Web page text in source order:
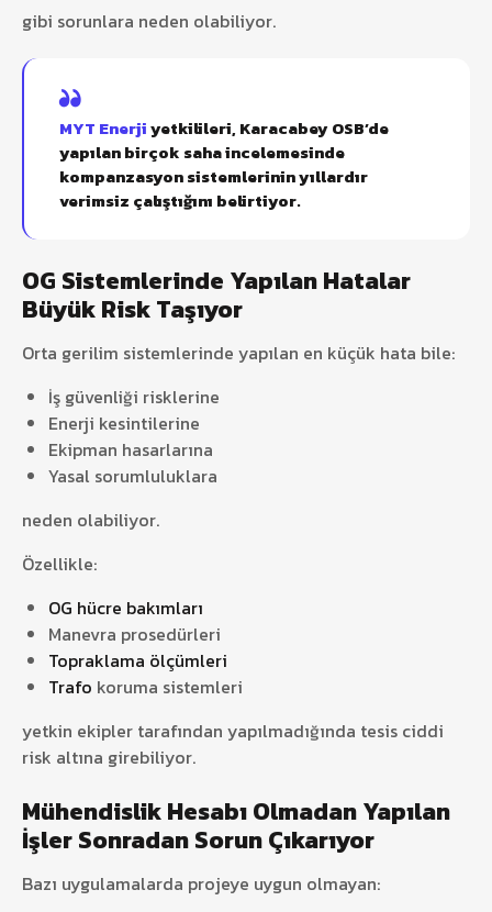
gibi sorunlara neden olabiliyor.
MYT Enerjiyetkilileri, Karacabey OSB’de
yapılan birçok saha incelemesinde
kompanzasyon sistemlerinin yıllardır
verimsiz çalıştığını belirtiyor.
OG Sistemlerinde Yapılan Hatalar
Büyük Risk Taşıyor
Orta gerilim sistemlerinde yapılan en küçük hata bile:
İş güvenliği risklerine
Enerji kesintilerine
Ekipman hasarlarına
Yasal sorumluluklara
neden olabiliyor.
Özellikle:
OG hücre bakımları
Manevra prosedürleri
Topraklama ölçümleri
Trafo koruma sistemleri
yetkin ekipler tarafından yapılmadığında tesis ciddi
risk altına girebiliyor.
Mühendislik Hesabı Olmadan Yapılan
İşler Sonradan Sorun Çıkarıyor
Bazı uygulamalarda projeye uygun olmayan: